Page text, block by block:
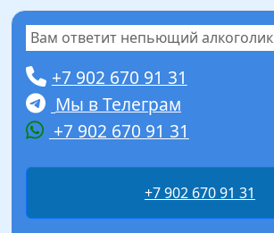
Вам ответит непьющий алкоголик
+7 902 670 91 31
Мы в Телеграм
+7 902 670 91 31
+7 902 670 91 31